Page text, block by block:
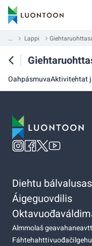
... Lappi
OahpásmuvaAktivitehtat
Diehtu bálvalusas
Áigeguovdilis
Almmolaš